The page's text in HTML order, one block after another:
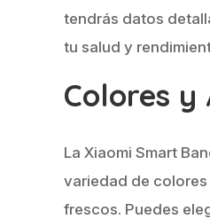
tendrás datos
tu salud y
Colores y
La Xiaomi Smart
variedad de
frescos. Puedes